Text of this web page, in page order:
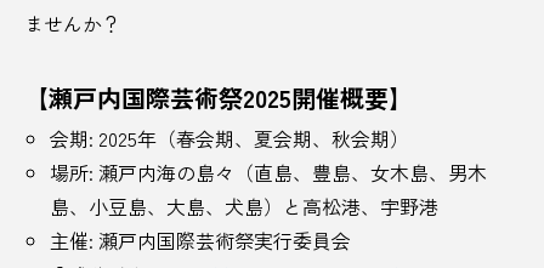
地域おこし協力隊
地域の違い 地域創生 地域活性
地域産業 地域経済創発 地域観光
地域課題 地域貢献 地域起業 地方
ませんか？
【瀬戸内国際芸術祭2025開催概要】
会期: 2025年（春会期、夏会期、秋会期）
場所: 瀬戸内海の島々（直島、豊島、女木島、男木
島、小豆島、大島、犬島）と高松港、宇野港
主催: 瀬戸内国際芸術祭実行委員会